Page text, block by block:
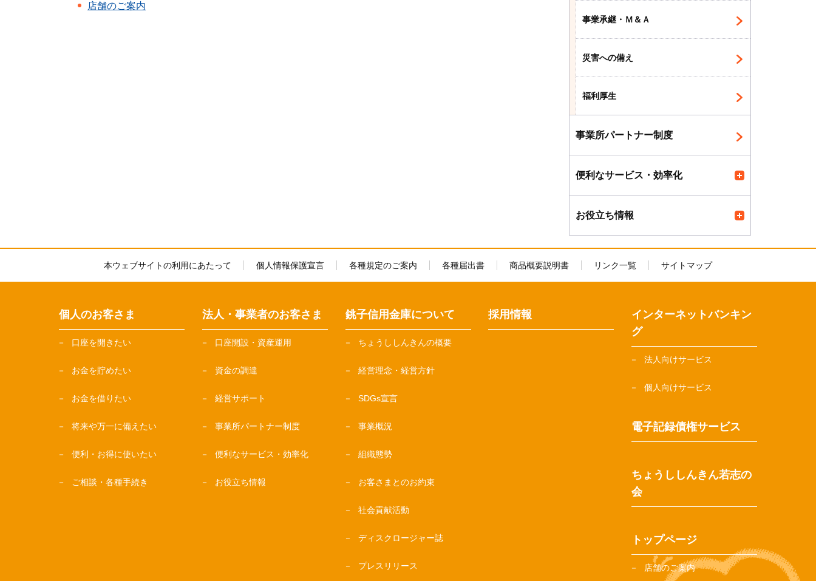
店舗のご案内
事業承継・Ｍ＆Ａ
災害への備え
福利厚生
事業所パートナー制度
便利なサービス・効率化
お役立ち情報
本ウェブサイトの利用にあたって 個人情報保護宣言 各種規定のご案内 各種届出書 商品概要説明書 リンク一覧 サイトマップ
個人のお客さま
口座を開きたい
お金を貯めたい
お金を借りたい
将来や万一に備えたい
便利・お得に使いたい
ご相談・各種手続き
法人・事業者のお客さま
口座開設・資産運用
資金の調達
経営サポート
事業所パートナー制度
便利なサービス・効率化
お役立ち情報
銚子信用金庫について
ちょうししんきんの概要
経営理念・経営方針
SDGs宣言
事業概況
組織態勢
お客さまとのお約束
社会貢献活動
ディスクロージャー誌
プレスリリース
採用情報
インターネットバンキン
グ
法人向けサービス
個人向けサービス
電子記録債権サービス
ちょうししんきん若志の
会
トップページ
店舗のご案内